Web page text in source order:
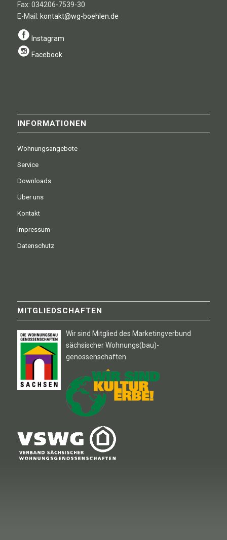
Fax: 034206-7539-30
E-Mail: kontakt@wg-boehlen.de
Instagram
Facebook
INFORMATIONEN
Wohnungsangebote
Service
Downloads
Über uns
Kontakt
Impressum
Datenschutz
MITGLIEDSCHAFTEN
Wir sind Mitglied des Marketingverbund
sächsischer Wohnungs(bau)-
genossenschaften